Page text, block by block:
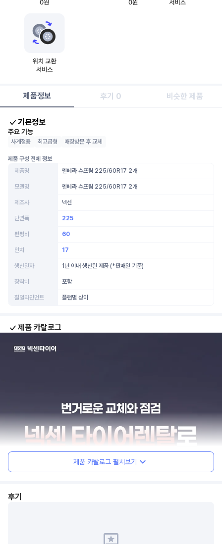
제품정보 후기 0 비슷한 제품
기본정보
주요 기능
사계절용 최고급형 매장방문 후 교체
제품 구성 전체 정보
제품명
엔페라 슈프림 225/60R17 2개
모델명 엔페라 슈프림 225/60R17 2개
제조사 넥센
단면폭 225
편평비 60
인치 17
생산일자 1년 이내 생산된 제품 (*판매일 기준)
장착비 포함
휠얼라인먼트 플랜별 상이
제품 카탈로그
제품 카탈로그 펼쳐보기
후기